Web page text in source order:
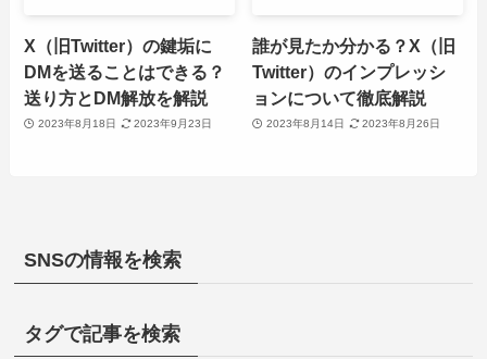
X（旧Twitter）の鍵垢に
DMを送ることはできる？
送り方とDM解放を解説
2023年8月18日 2023年9月23日
誰が見たか分かる？X（旧
Twitter）のインプレッシ
ョンについて徹底解説
2023年8月14日 2023年8月26日
SNSの情報を検索
タグで記事を検索